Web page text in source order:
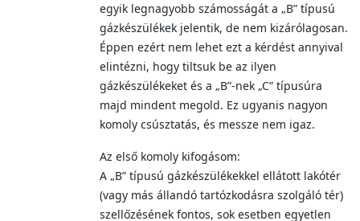
egyik legnagyobb számosságát a „B” típusú
gázkészülékek jelentik, de nem kizárólagosan.
Éppen ezért nem lehet ezt a kérdést annyival
elintézni, hogy tiltsuk be az ilyen
gázkészülékeket és a „B”-nek „C” típusúra
majd mindent megold. Ez ugyanis nagyon
komoly csúsztatás, és messze nem igaz.
Az első komoly kifogásom:
A „B” típusú gázkészülékekkel ellátott lakótér
(vagy más állandó tartózkodásra szolgáló tér)
szellőzésének fontos, sok esetben egyetlen